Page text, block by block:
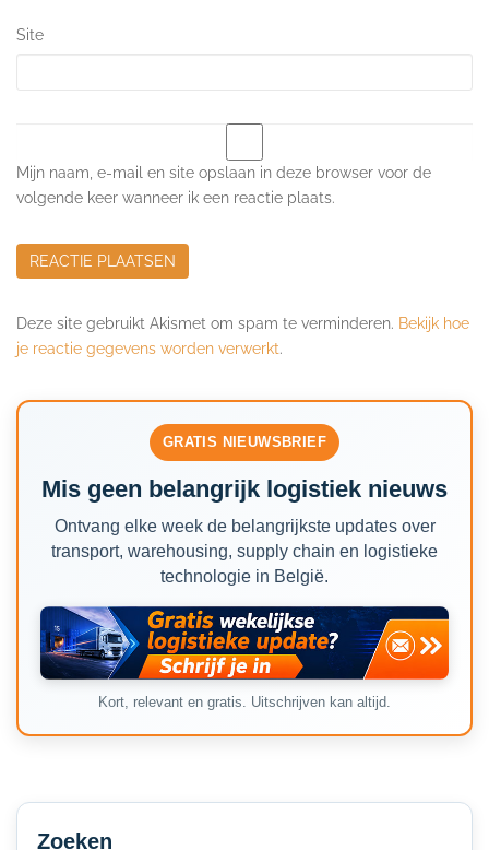
Site
Mijn naam, e-mail en site opslaan in deze browser voor de
volgende keer wanneer ik een reactie plaats.
Deze site gebruikt Akismet om spam te verminderen. Bekijk hoe
je reactie gegevens worden verwerkt.
GRATIS NIEUWSBRIEF
Mis geen belangrijk logistiek nieuws
Ontvang elke week de belangrijkste updates over
transport, warehousing, supply chain en logistieke
technologie in België.
Kort, relevant en gratis. Uitschrijven kan altijd.
Secondary
Sidebar
Zoeken